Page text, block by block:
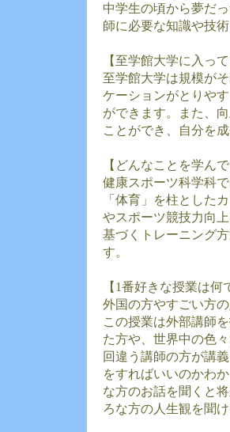
中学生の頃から夢だ
師に必要な知識や技
【至学館大学に入っ
至学館大学は規模が
ケーションがとりや
ができます。また、
ことができ、自分を
【どんなことを学ん
健康スポーツ科学科
「体育」を柱とした
やスポーツ競技力向
基づくトレーニング
す。
【1番好きな授業は
外国の方やすごい方
この授業は外部講師
た方や、世界中の色
回違う講師の方が講
をすればいいのかわ
な方のお話を聞くと
ろな方の人生観を聞